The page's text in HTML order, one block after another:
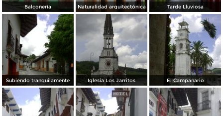
Balconería Naturalidad arquitectónica Tarde Lluviosa
Subiendo tranquilamente Iglesia Los Jarritos El Campanario